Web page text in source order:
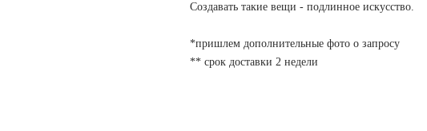
Создавать такие вещи - подлинное искусство.
*пришлем дополнительные фото о запросу
** срок доставки 2 недели